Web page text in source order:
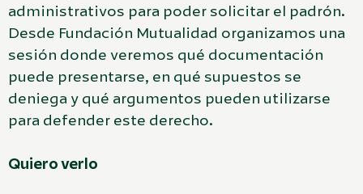
administrativos para poder solicitar el padrón.
Desde Fundación Mutualidad organizamos una
sesión donde veremos qué documentación
puede presentarse, en qué supuestos se
deniega y qué argumentos pueden utilizarse
para defender este derecho.
Quiero verlo